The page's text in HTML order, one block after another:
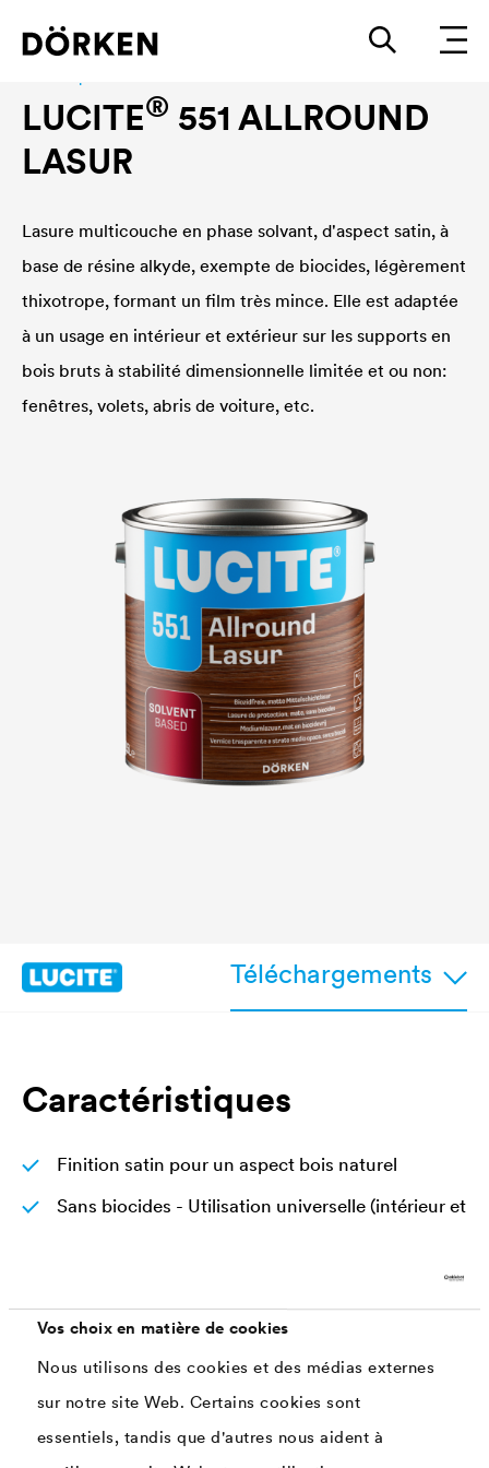
Vos choix en matière de cookies
Nous utilisons des cookies et des médias externes
sur notre site Web. Certains cookies sont
essentiels, tandis que d'autres nous aident à
LUCITE® 551 ALLROUND
LASUR
Lasure multicouche en phase solvant, d'aspect satin, à
base de résine alkyde, exempte de biocides, légèrement
thixotrope, formant un film très mince. Elle est adaptée
à un usage en intérieur et extérieur sur les supports en
bois bruts à stabilité dimensionnelle limitée et ou non:
fenêtres, volets, abris de voiture, etc.
Téléchargements
Caractéristiques
Finition satin pour un aspect bois naturel
Sans biocides - Utilisation universelle (intérieur et
Système 3 en 1 : couche de fond, intermédiaire et
Conforme à la norme DIN EN 71 "Sécurité des
jouets", partie 3 : migration de certains éléments